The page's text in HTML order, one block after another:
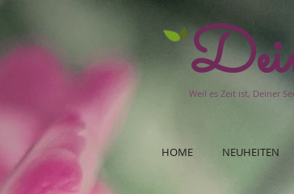
Weil es Zeit ist, Deiner
HOME NEUHEITEN